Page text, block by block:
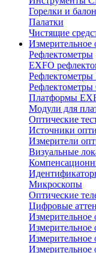
Горелки и
Палатки
Чистящие
Измерительное
Рефлектометры
EXFO
Рефлектометры
Платформы
Модули для
Оптические
Источники
Измерители
Визуальные
Микроскопы
Оптические
Цифровые
Измерительное
Измерительное
Измерительное
Измерительное